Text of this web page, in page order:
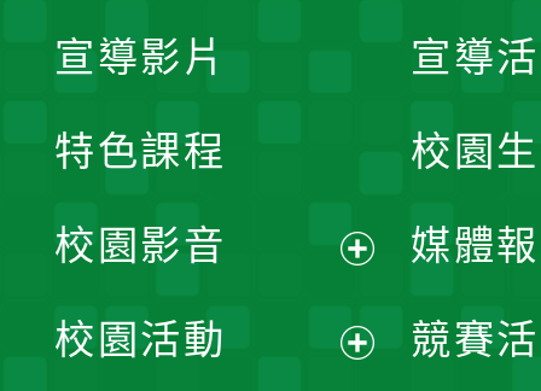
宣導
校園
媒體
競賽
宣導影片
特色課程
校園影音
開
校園活動